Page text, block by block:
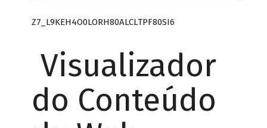
Z7_L9KEH4O0LORH80ALCLTPF80SI6
Visualizador
do Conteúdo